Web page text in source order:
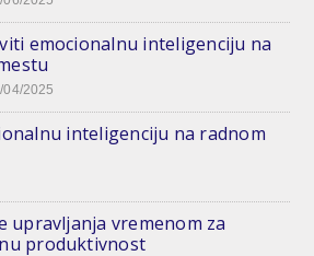
emocionalnu inteligenciju na
04/2025
inteligenciju na radnom
upravljanja vremenom za
produktivnost